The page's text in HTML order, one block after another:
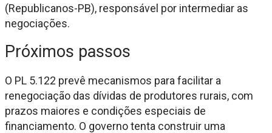
(Republicanos-PB), responsável por intermediar as
negociações.
Próximos passos
O PL 5.122 prevê mecanismos para facilitar a
renegociação das dívidas de produtores rurais, com
prazos maiores e condições especiais de
financiamento. O governo tenta construir uma